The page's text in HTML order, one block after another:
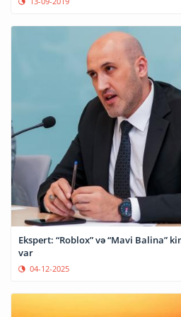
Ekspert: “Roblox” və “Mavi Balina”
var
04-12-2025